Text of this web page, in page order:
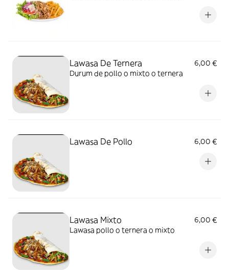
Lawasa De Ternera
6,00 €
Durum de pollo o mixto o ternera
Lawasa De Pollo 6,00 €
Lawasa Mixto
6,00 €
Lawasa pollo o ternera o mixto